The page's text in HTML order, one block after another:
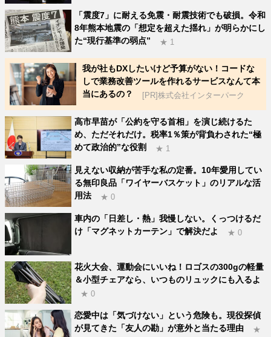
「震度7」に耐える免震・耐震技術でも破損。令和
8年熊本地震の「想定を超えた揺れ」が明らかにし
た“現行基準の弱点”
★ 1
我が社もDXしたいけど予算がない！コードな
しで業務改善ツールを作れるサービスなんて本
当にあるの？
[PR]株式会社インターパーク
高市早苗が「公約を守る首相」を演じ続けるた
め、ただそれだけ。税率1％策が背負わされた“極
めて政治的”な役割
★ 1
見えない収納が苦手な私の定番。10年愛用してい
る無印良品「ワイヤーバスケット」のリアルな活
用法
★ 0
車内の「日差し・熱」我慢しない。くっつけるだ
け「マグネットカーテン」で解決だよ
★ 0
花火大会、運動会にいいね！ロゴスの300gの軽量
＆小型チェアなら、いつものリュックにも入るよ
★ 0
恋愛中は「気づけない」という危険も。現役探偵
が見てきた「友人の勘」が意外と当たる理由
★